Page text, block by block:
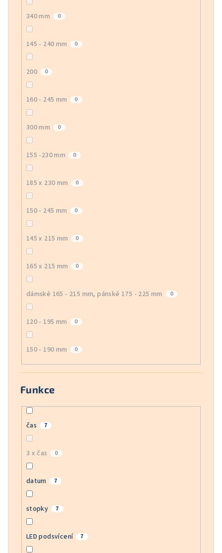
340 mm 0
145 - 240 mm 0
200 0
160 - 245 mm 0
300 mm 0
155 -230 mm 0
185 x 230 mm 0
150 - 245 mm 0
145 x 215 mm 0
165 x 215 mm 0
dámské 165 - 215 mm, pánské 175 - 225 mm 0
120 - 195 mm 0
150 - 190 mm 0
Funkce
čas 7
3 x čas 0
datum 7
stopky 7
LED podsvícení 7